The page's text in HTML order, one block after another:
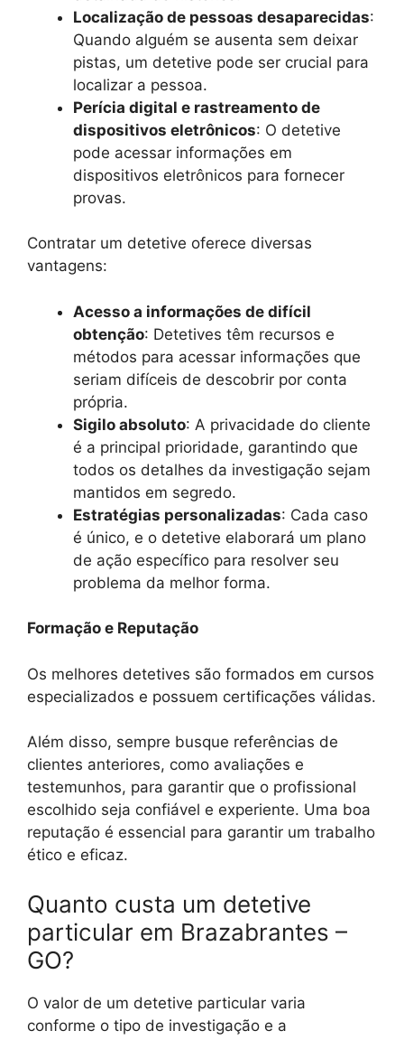
Localização de pessoas desaparecidas:
Quando alguém se ausenta sem deixar
pistas, um detetive pode ser crucial para
localizar a pessoa.
Perícia digital e rastreamento de
dispositivos eletrônicos: O detetive
pode acessar informações em
dispositivos eletrônicos para fornecer
provas.
Contratar um detetive oferece diversas
vantagens:
Acesso a informações de difícil
obtenção: Detetives têm recursos e
métodos para acessar informações que
seriam difíceis de descobrir por conta
própria.
Sigilo absoluto: A privacidade do cliente
é a principal prioridade, garantindo que
todos os detalhes da investigação sejam
mantidos em segredo.
Estratégias personalizadas: Cada caso
é único, e o detetive elaborará um plano
de ação específico para resolver seu
problema da melhor forma.
Formação e Reputação
Os melhores detetives são formados em cursos
especializados e possuem certificações válidas.
Além disso, sempre busque referências de
clientes anteriores, como avaliações e
testemunhos, para garantir que o profissional
escolhido seja confiável e experiente. Uma boa
reputação é essencial para garantir um trabalho
ético e eficaz.
Quanto custa um detetive
particular em Brazabrantes –
GO?
O valor de um detetive particular varia
conforme o tipo de investigação e a